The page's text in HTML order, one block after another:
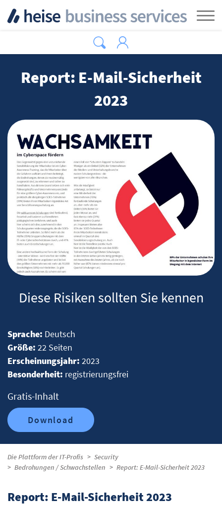
Report: E-Mail-Sicherheit
2023
Diese Risiken sollten Sie kennen
Sprache: Deutsch
Größe: 22 Seiten
Erscheinungsjahr: 2023
Besonderheit: registrierungsfrei
Gratis-Inhalt
Download
Die Plattform der IT-Profis
Security
Bedrohungen / Schwachstellen
Report: E-Mail-Sicherheit 2023
Report: E-Mail-Sicherheit 2023